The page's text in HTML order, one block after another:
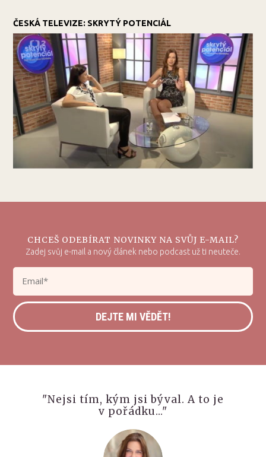
ČESKÁ TELEVIZE: SKRYTÝ POTENCIÁL
CHCEŠ ODEBÍRAT NOVINKY NA SVŮJ E-MAIL?
Zadej svůj e-mail a nový článek nebo podcast už ti neuteče.
DEJTE MI VĚDĚT!
"Nejsi tím, kým jsi býval. A to je
v pořádku..."